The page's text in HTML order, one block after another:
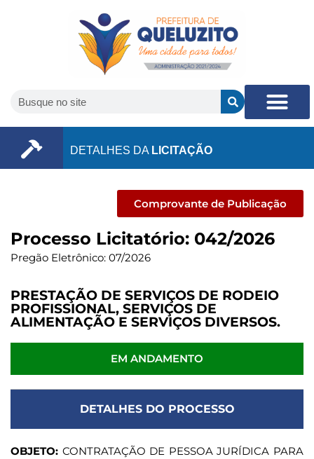
DETALHES DA LICITAÇÃO
Comprovante de Publicação
Processo Licitatório: 042/2026
Pregão Eletrônico: 07/2026
PRESTAÇÃO DE SERVIÇOS DE RODEIO
PROFISSIONAL, SERVIÇOS DE
ALIMENTAÇÃO E SERVIÇOS DIVERSOS.
EM ANDAMENTO
DETALHES DO PROCESSO
OBJETO: CONTRATAÇÃO DE PESSOA JURÍDICA PARA